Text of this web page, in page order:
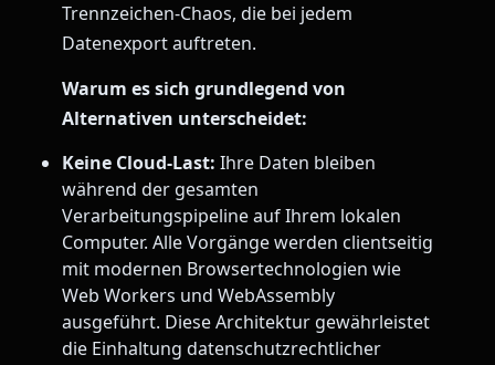
Trennzeichen-Chaos, die bei jedem
Datenexport auftreten.
Warum es sich grundlegend von
Alternativen unterscheidet:
Keine Cloud-Last: Ihre Daten bleiben
während der gesamten
Verarbeitungspipeline auf Ihrem lokalen
Computer. Alle Vorgänge werden clientseitig
mit modernen Browsertechnologien wie
Web Workers und WebAssembly
ausgeführt. Diese Architektur gewährleistet
die Einhaltung datenschutzrechtlicher